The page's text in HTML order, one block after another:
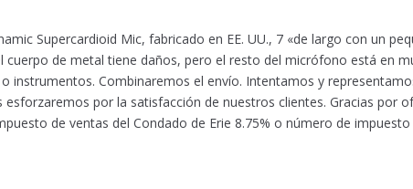
Supercardioid Mic, fabricado en EE. UU., 7 «de largo con un
cuerpo de metal tiene daños, pero el resto del micrófono está en
instrumentos. Combinaremos el envío. Intentamos y
por la satisfacción de nuestros clientes. Gracias por
de ventas del Condado de Erie 8.75% o número de impuesto